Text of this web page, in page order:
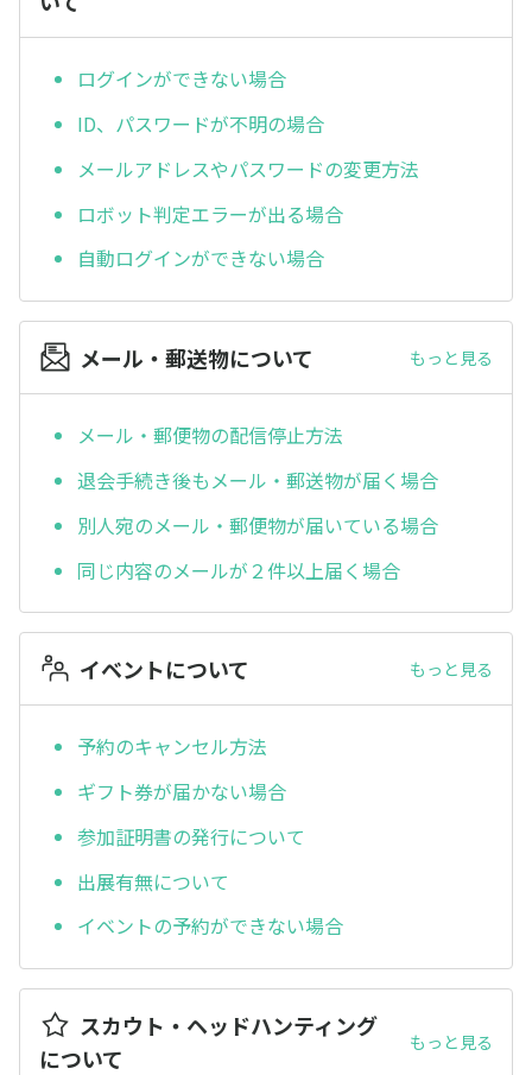
ログインができない場合
ID、パスワードが不明の場合
メールアドレスやパスワードの変更方法
ロボット判定エラーが出る場合
自動ログインができない場合
メール・郵送物について もっと見る
メール・郵便物の配信停止方法
退会手続き後もメール・郵送物が届く場合
別人宛のメール・郵便物が届いている場合
同じ内容のメールが２件以上届く場合
イベントについて もっと見る
予約のキャンセル方法
ギフト券が届かない場合
参加証明書の発行について
出展有無について
イベントの予約ができない場合
スカウト・ヘッドハンティング
について
もっと見る